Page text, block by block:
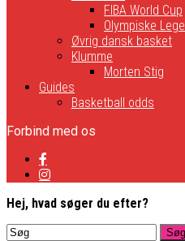
FIBA World Cup
Olympiske Lege
Øvrig dansk basket
Klumme
Morten Stig
Guides
Basketball odds
Forbind med os
Hej, hvad søger du efter?